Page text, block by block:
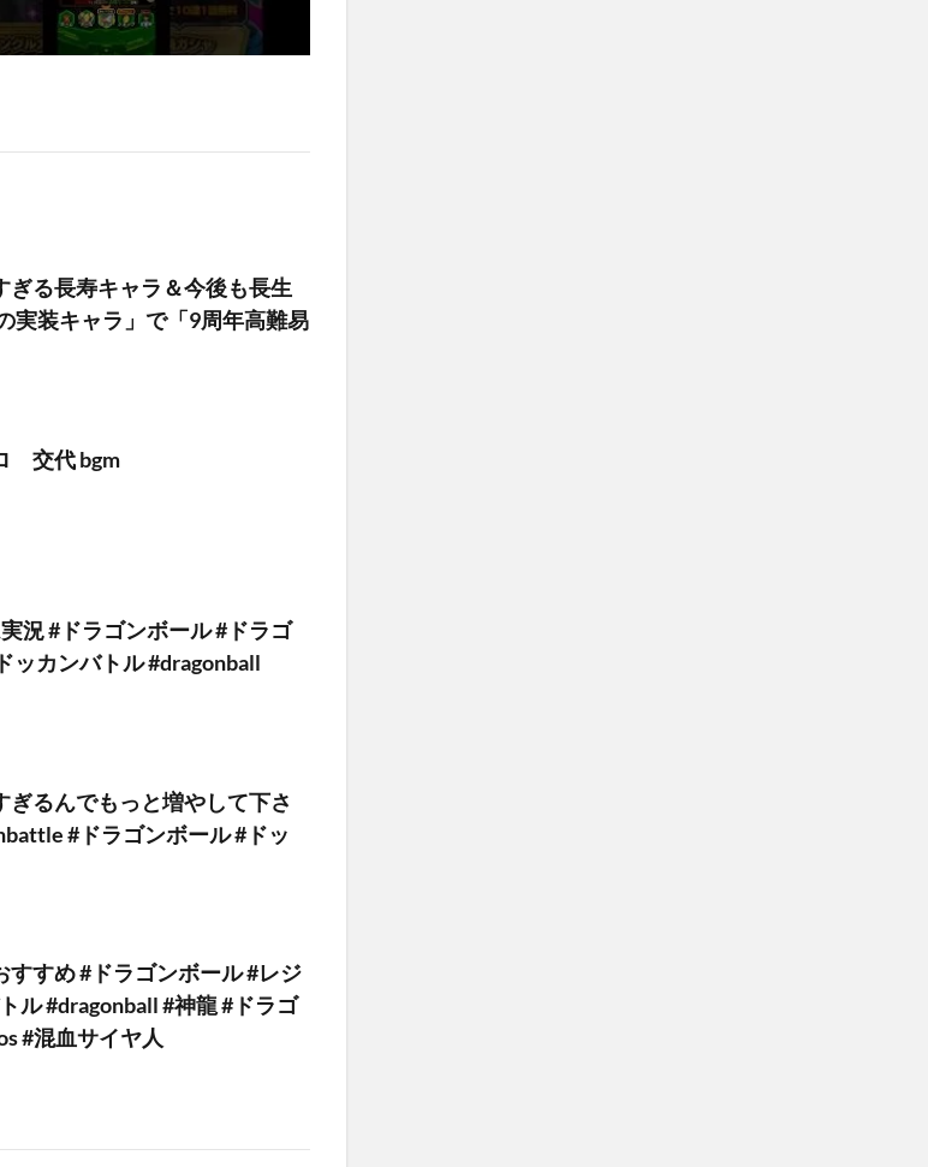
ぎる長寿キャラ＆今後も長生
実装キャラ」で「9周年高難易
交代 bgm
況 #ドラゴンボール #ドラゴ
ッカンバトル #dragonball
るんでもっと増やして下さ
#ドラゴンボール #ドッ
すめ #ドラゴンボール #レジ
ル #dragonball #神龍 #ドラゴ
#混血サイヤ人